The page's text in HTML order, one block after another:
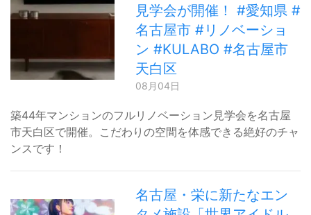
見学会が開催！ #愛知県 #
名古屋市 #リノベーショ
ン #KULABO #名古屋市
天白区
08月04日
築44年マンションのフルリノベーション見学会を名古屋
市天白区で開催。こだわりの空間を体感できる絶好のチャ
ンスです！
名古屋・栄に新たなエン